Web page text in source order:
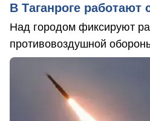
В Таганроге
Над городом фиксируют
противовоздушной